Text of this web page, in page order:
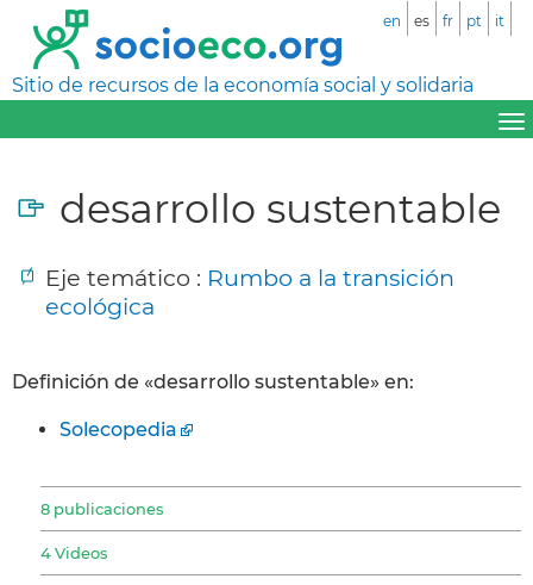
Sitio de recursos de la economía social y solidaria
en es fr pt it
desarrollo sustentable
Eje temático : Rumbo a la transición
ecológica
Definición de «desarrollo sustentable» en:
Solecopedia
8 publicaciones
4 Videos